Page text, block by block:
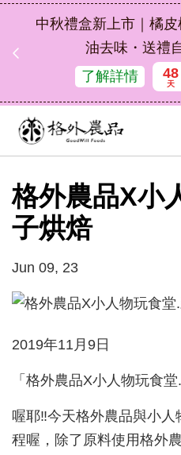
中秋禮盒新上市｜橘
油去味・送禮
了解詳情
48
天
格外農品X小
子烘焙
Jun 09, 23
2019年11月9日
「格外農品X小人物玩食堂
喔耶‼️今天格外農品與小
程喔，除了原料使用格外